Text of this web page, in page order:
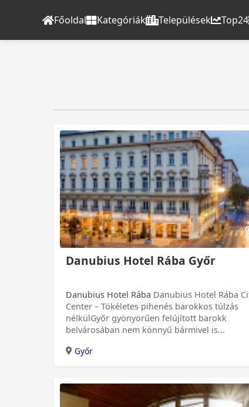
Főoldal Kategóriák Települések Top24
Danubius Hotel Rába Győr
Danubius Hotel Rába
Center – Tökéletes pihenés barokkos túlzás
nélkülGyőr gyönyörűen felújított barokk
belvárosában nem könnyű bármivel is...
Győr